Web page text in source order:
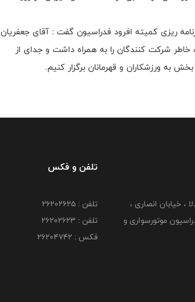
ریزی کمیته افرود فدراسیون گفت : آقای جعفریان
خاطر شرکت کنندگان را به همراه داشت و جدای از
به ورزشکاران و قهرمانان برگزار کنیم.
، خیابان انصاری ،
فدراسیون موتورسواری و
تلفن و فکس
تلفن : ۲۶۲۰۲۶۲۵
تلفن : ۲۶۲۰۲۶۲۳
فکس : ۲۶۲۰۴۷۴۲